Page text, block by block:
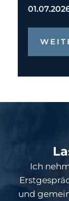
Ich
und